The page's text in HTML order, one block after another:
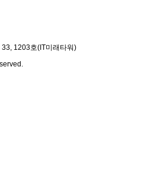
1203호(IT미래타워)